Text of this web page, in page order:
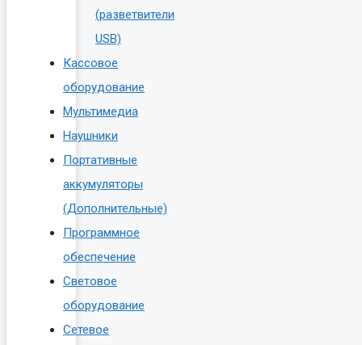
(разветвители
USB)
Кассовое
оборудование
Мультимедиа
Наушники
Портативные
аккумуляторы
(Дополнительные)
Программное
обеспечение
Световое
оборудование
Сетевое